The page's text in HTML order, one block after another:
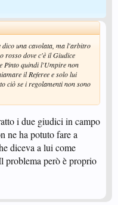
dico una cavolata, ma l'arbitro
rosso dove c'è il Giudice
Pinto quindi l'Umpire non
il Referee e solo lui
ciò se i regolamenti non sono
i due giudici in campo
ne ha potuto fare a
diceva a lui come
problema però è proprio